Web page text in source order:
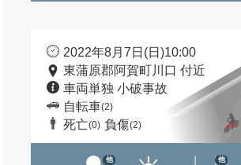
2022年8月7日(日)10:00
東蒲原郡阿賀町川口 付近
車両単独 小破事故
自転車(2)
死亡(0) 負傷(2)
他 他